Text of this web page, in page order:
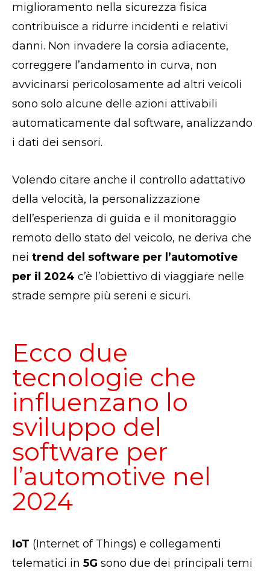
miglioramento nella sicurezza fisica
contribuisce a ridurre incidenti e relativi
danni. Non invadere la corsia adiacente,
correggere l’andamento in curva, non
avvicinarsi pericolosamente ad altri veicoli
sono solo alcune delle azioni attivabili
automaticamente dal software, analizzando
i dati dei sensori.
Volendo citare anche il controllo adattativo
della velocità, la personalizzazione
dell’esperienza di guida e il monitoraggio
remoto dello stato del veicolo, ne deriva che
nei trend del software per l’automotive
per il 2024 c’è l’obiettivo di viaggiare nelle
strade sempre più sereni e sicuri.
Ecco due
tecnologie che
influenzano lo
sviluppo del
software per
l’automotive nel
2024
IoT (Internet of Things) e collegamenti
telematici in 5G sono due dei principali temi